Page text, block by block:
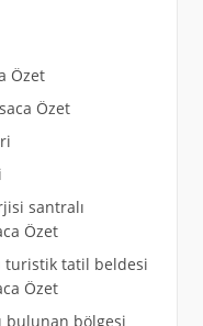
Özet
Özet
santralı
Özet
turistik tatil beldesi
Özet
bulunan bölgesi